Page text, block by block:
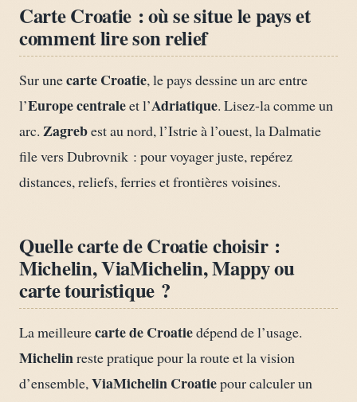
Carte Croatie : où se situe le pays et
comment lire son relief
Sur unecarte Croatie, le pays dessine un arc entre
l’Europe centraleet l’Adriatique. Lisez-la comme un
arc. Zagrebest au nord, l’Istrie à l’ouest, la Dalmatie
file vers Dubrovnik : pour voyager juste, repérez
distances, reliefs, ferries et frontières voisines.
Quelle carte de Croatie choisir :
Michelin, ViaMichelin, Mappy ou
carte touristique ?
La meilleurecarte de Croatiedépend de l’usage.
Michelinreste pratique pour la route et la vision
d’ensemble,ViaMichelin Croatiepour calculer un